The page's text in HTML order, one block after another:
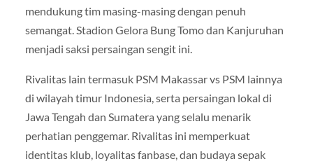
mendukung tim masing-masing dengan penuh
semangat. Stadion Gelora Bung Tomo dan Kanjuruhan
menjadi saksi persaingan sengit ini.
Rivalitas lain termasuk PSM Makassar vs PSM lainnya
di wilayah timur Indonesia, serta persaingan lokal di
Jawa Tengah dan Sumatera yang selalu menarik
perhatian penggemar. Rivalitas ini memperkuat
identitas klub, loyalitas fanbase, dan budaya sepak